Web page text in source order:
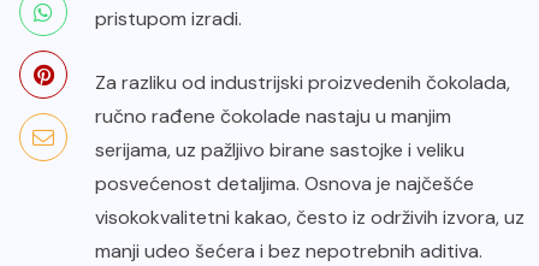
pristupom izradi.
Za razliku od industrijski proizvedenih čokolada,
ručno rađene čokolade nastaju u manjim
serijama, uz pažljivo birane sastojke i veliku
posvećenost detaljima. Osnova je najčešće
visokokvalitetni kakao, često iz održivih izvora, uz
manji udeo šećera i bez nepotrebnih aditiva.